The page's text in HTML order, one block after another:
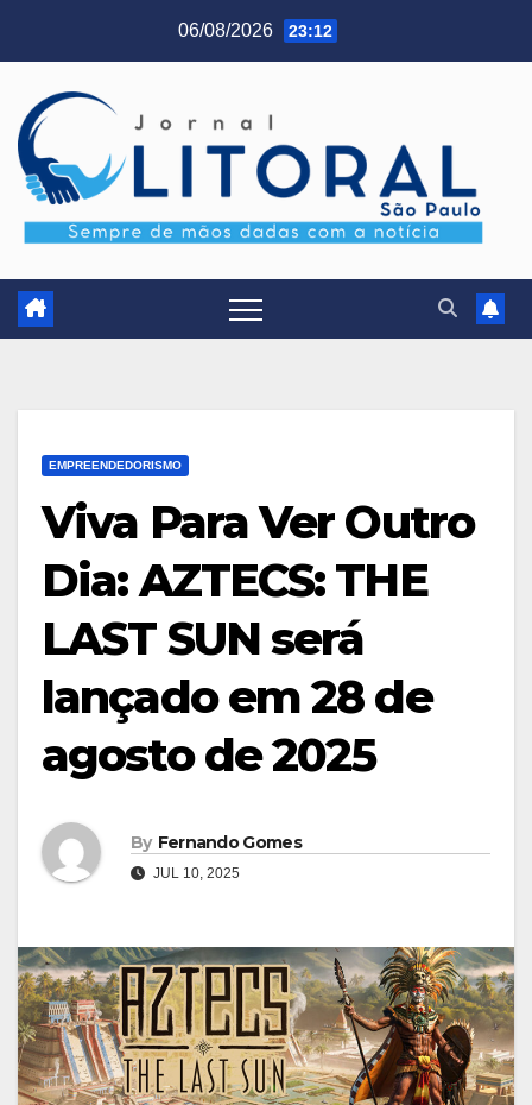
06/08/2026 23:12
EMPREENDEDORISMO
Viva Para Ver Outro
Dia: AZTECS: THE
LAST SUN será
lançado em 28 de
agosto de 2025
By Fernando Gomes
JUL 10, 2025